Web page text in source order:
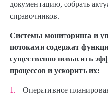
документацию, собрать
справочников.
Системы мониторинга и
потоками содержат
существенно повысить
процессов и ускорить их:
Оперативное